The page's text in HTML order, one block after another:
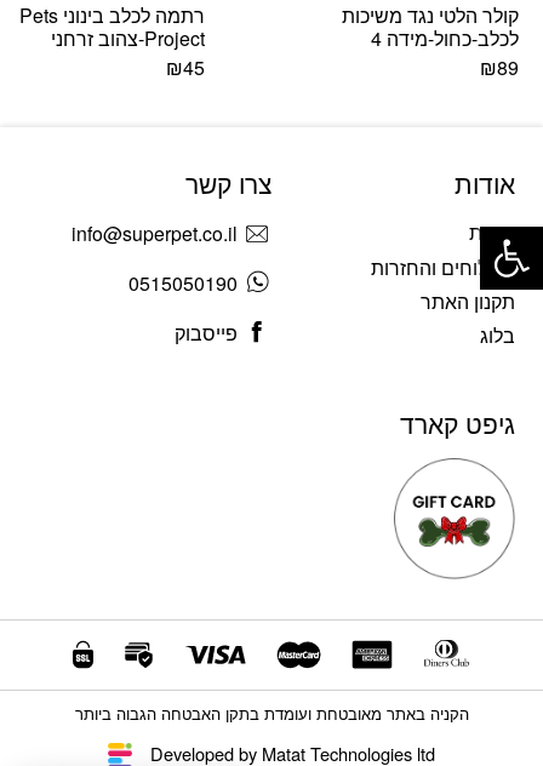
קולר הלטי נגד משיכות
לכלב-כחול-מידה 4
₪89
רתמה לכלב בינוני Pets
Project-צהוב זרחני
₪45
אודות
אודות
משלוחים והחזרות
תקנון האתר
בלוג
צרו קשר
info@superpet.co.il
0515050190
פייסבוק
גיפט קארד
Developed by Matat Technologies ltd
הקניה באתר מאובטחת ועומדת בתקן האבטחה הגבוה ביותר
פתח סרגל נגישות